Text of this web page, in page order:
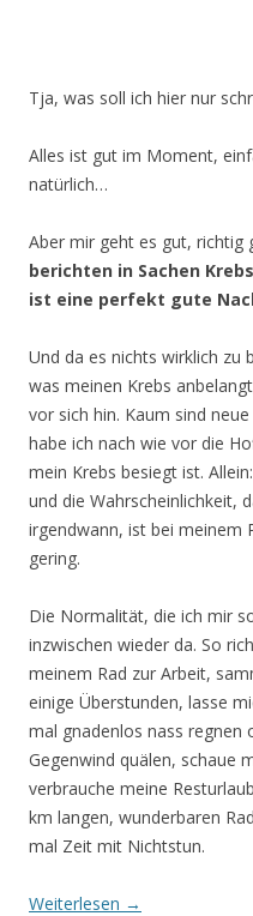
Tja, was soll ich hier nur
Alles ist gut im Moment,
natürlich…
Aber mir geht es gut, richtig
berichten in Sachen
ist eine perfekt gute
Und da es nichts wirklich zu
was meinen Krebs
vor sich hin. Kaum sind
habe ich nach wie vor die
mein Krebs besiegt ist.
und die Wahrscheinlichkeit,
irgendwann, ist bei meinem
gering.
Die Normalität, die ich mir
inzwischen wieder da. So
meinem Rad zur Arbeit,
einige Überstunden, lasse
mal gnadenlos nass regnen
Gegenwind quälen, schaue
verbrauche meine
km langen, wunderbaren
mal Zeit mit Nichtstun.
Weiterlesen →